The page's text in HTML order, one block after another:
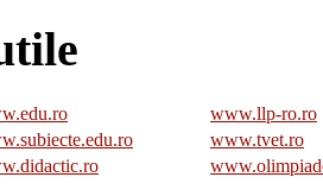
www.llp-ro.ro
www.tvet.ro